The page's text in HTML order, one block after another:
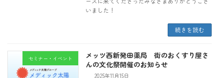
いました！
続きを読む
セミナー・イベント
メッツ西新発田薬局 街のおくすり屋さ
んの文化祭開催のお知らせ
2025年11月15日